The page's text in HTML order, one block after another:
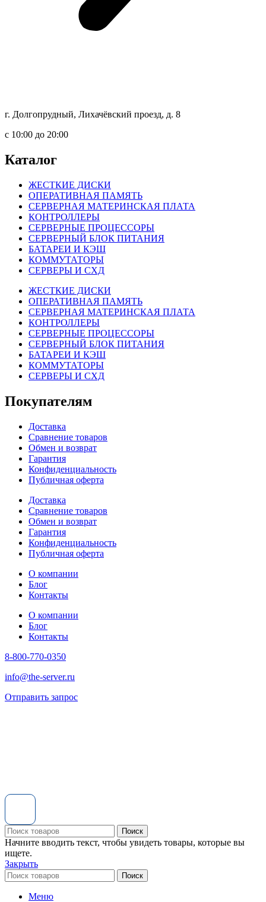
г. Долгопрудный, Лихачёвский проезд, д. 8
c 10:00 до 20:00
Каталог
ЖЕСТКИЕ ДИСКИ
ОПЕРАТИВНАЯ ПАМЯТЬ
СЕРВЕРНАЯ МАТЕРИНСКАЯ ПЛАТА
КОНТРОЛЛЕРЫ
СЕРВЕРНЫЕ ПРОЦЕССОРЫ
СЕРВЕРНЫЙ БЛОК ПИТАНИЯ
БАТАРЕИ И КЭШ
КОММУТАТОРЫ
СЕРВЕРЫ И СХД
ЖЕСТКИЕ ДИСКИ
ОПЕРАТИВНАЯ ПАМЯТЬ
СЕРВЕРНАЯ МАТЕРИНСКАЯ ПЛАТА
КОНТРОЛЛЕРЫ
СЕРВЕРНЫЕ ПРОЦЕССОРЫ
СЕРВЕРНЫЙ БЛОК ПИТАНИЯ
БАТАРЕИ И КЭШ
КОММУТАТОРЫ
СЕРВЕРЫ И СХД
Покупателям
Доставка
Сравнение товаров
Обмен и возврат
Гарантия
Конфиденциальность
Публичная оферта
Доставка
Сравнение товаров
Обмен и возврат
Гарантия
Конфиденциальность
Публичная оферта
О компании
Блог
Контакты
О компании
Блог
Контакты
8-800-770-0350
info@the-server.ru
Отправить запрос
Поиск
Начните вводить текст, чтобы увидеть товары, которые вы
ищете.
Закрыть
Поиск
Меню